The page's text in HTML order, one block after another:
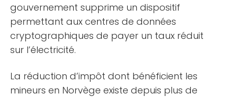
gouvernement supprime un dispositif
permettant aux centres de données
cryptographiques de payer un taux réduit
sur l’électricité.
La réduction d’impôt dont bénéficient les
mineurs en Norvège existe depuis plus de